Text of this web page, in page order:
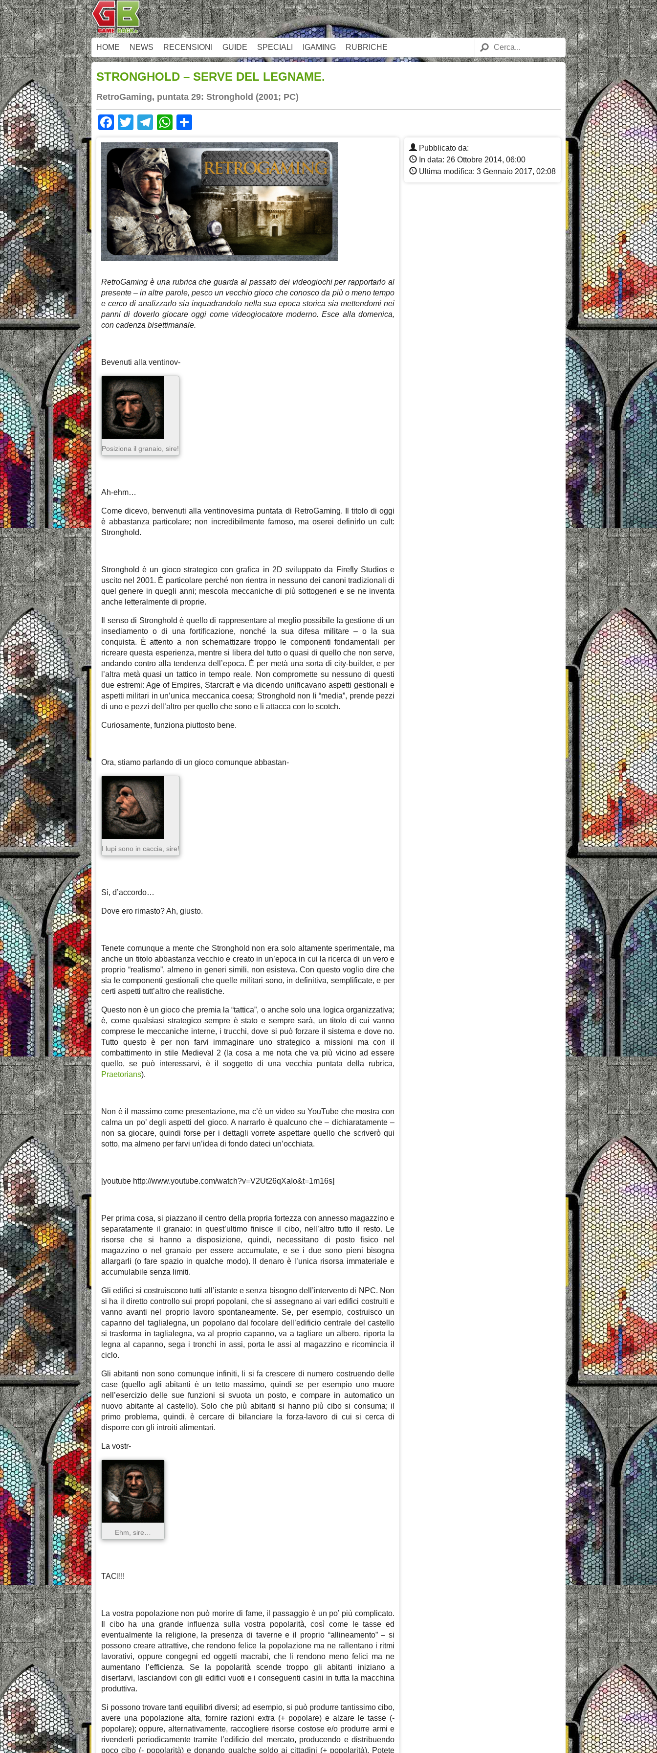
HOME NEWS RECENSIONI GUIDE SPECIALI IGAMING RUBRICHE
STRONGHOLD – SERVE DEL LEGNAME.
RetroGaming, puntata 29: Stronghold (2001; PC)
Facebook
TwitterTelegram
WhatsApp
Pubblicato da:
In data: 26 Ottobre 2014, 06:00
Ultima modifica: 3 Gennaio 2017, 02:08
RetroGaming è una rubrica che guarda al passato dei videogiochi per rapportarlo al
presente – in altre parole, pesco un vecchio gioco che conosco da più o meno tempo
e cerco di analizzarlo sia inquadrandolo nella sua epoca storica sia mettendomi nei
panni di doverlo giocare oggi come videogiocatore moderno. Esce alla domenica,
con cadenza bisettimanale.
Bevenuti alla ventinov-
Posiziona il granaio, sire!
Ah-ehm…
Come dicevo, benvenuti alla ventinovesima puntata di RetroGaming. Il titolo di oggi
è abbastanza particolare; non incredibilmente famoso, ma oserei definirlo un cult:
Stronghold.
Stronghold è un gioco strategico con grafica in 2D sviluppato da Firefly Studios e
uscito nel 2001. È particolare perché non rientra in nessuno dei canoni tradizionali di
quel genere in quegli anni; mescola meccaniche di più sottogeneri e se ne inventa
anche letteralmente di proprie.
Il senso di Stronghold è quello di rappresentare al meglio possibile la gestione di un
insediamento o di una fortificazione, nonché la sua difesa militare – o la sua
conquista. È attento a non schemattizare troppo le componenti fondamentali per
ricreare questa esperienza, mentre si libera del tutto o quasi di quello che non serve,
andando contro alla tendenza dell’epoca. È per metà una sorta di city-builder, e per
l’altra metà quasi un tattico in tempo reale. Non compromette su nessuno di questi
due estremi: Age of Empires, Starcraft e via dicendo unificavano aspetti gestionali e
aspetti militari in un’unica meccanica coesa; Stronghold non li “media”, prende pezzi
di uno e pezzi dell’altro per quello che sono e li attacca con lo scotch.
Curiosamente, funziona piuttosto bene.
Ora, stiamo parlando di un gioco comunque abbastan-
I lupi sono in caccia, sire!
Sì, d’accordo…
Dove ero rimasto? Ah, giusto.
Tenete comunque a mente che Stronghold non era solo altamente sperimentale, ma
anche un titolo abbastanza vecchio e creato in un’epoca in cui la ricerca di un vero e
proprio “realismo”, almeno in generi simili, non esisteva. Con questo voglio dire che
sia le componenti gestionali che quelle militari sono, in definitiva, semplificate, e per
certi aspetti tutt’altro che realistiche.
Questo non è un gioco che premia la “tattica”, o anche solo una logica organizzativa;
è, come qualsiasi strategico sempre è stato e sempre sarà, un titolo di cui vanno
comprese le meccaniche interne, i trucchi, dove si può forzare il sistema e dove no.
Tutto questo è per non farvi immaginare uno strategico a missioni ma con il
combattimento in stile Medieval 2 (la cosa a me nota che va più vicino ad essere
quello, se può interessarvi, è il soggetto di una vecchia puntata della rubrica,
Praetorians).
Non è il massimo come presentazione, ma c’è un video su YouTube che mostra con
calma un po’ degli aspetti del gioco. A narrarlo è qualcuno che – dichiaratamente –
non sa giocare, quindi forse per i dettagli vorrete aspettare quello che scriverò qui
sotto, ma almeno per farvi un’idea di fondo dateci un’occhiata.
[youtube http://www.youtube.com/watch?v=V2Ut26qXaIo&t=1m16s]
Per prima cosa, si piazzano il centro della propria fortezza con annesso magazzino e
separatamente il granaio: in quest’ultimo finisce il cibo, nell’altro tutto il resto. Le
risorse che si hanno a disposizione, quindi, necessitano di posto fisico nel
magazzino o nel granaio per essere accumulate, e se i due sono pieni bisogna
allargarli (o fare spazio in qualche modo). Il denaro è l’unica risorsa immateriale e
accumulabile senza limiti.
Gli edifici si costruiscono tutti all’istante e senza bisogno dell’intervento di NPC. Non
si ha il diretto controllo sui propri popolani, che si assegnano ai vari edifici costruiti e
vanno avanti nel proprio lavoro spontaneamente. Se, per esempio, costruisco un
capanno del taglialegna, un popolano dal focolare dell’edificio centrale del castello
si trasforma in taglialegna, va al proprio capanno, va a tagliare un albero, riporta la
legna al capanno, sega i tronchi in assi, porta le assi al magazzino e ricomincia il
ciclo.
Gli abitanti non sono comunque infiniti, li si fa crescere di numero costruendo delle
case (quello agli abitanti è un tetto massimo, quindi se per esempio uno muore
nell’esercizio delle sue funzioni si svuota un posto, e compare in automatico un
nuovo abitante al castello). Solo che più abitanti si hanno più cibo si consuma; il
primo problema, quindi, è cercare di bilanciare la forza-lavoro di cui si cerca di
disporre con gli introiti alimentari.
La vostr-
Ehm, sire…
TACI!!!
La vostra popolazione non può morire di fame, il passaggio è un po’ più complicato.
Il cibo ha una grande influenza sulla vostra popolarità, così come le tasse ed
eventualmente la religione, la presenza di taverne e il proprio “allineamento” – si
possono creare attrattive, che rendono felice la popolazione ma ne rallentano i ritmi
lavorativi, oppure congegni ed oggetti macrabi, che li rendono meno felici ma ne
aumentano l’efficienza. Se la popolarità scende troppo gli abitanti iniziano a
disertarvi, lasciandovi con gli edifici vuoti e i conseguenti casini in tutta la macchina
produttiva.
Si possono trovare tanti equilibri diversi; ad esempio, si può produrre tantissimo cibo,
avere una popolazione alta, fornire razioni extra (+ popolare) e alzare le tasse (-
popolare); oppure, alternativamente, raccogliere risorse costose e/o produrre armi e
rivenderli periodicamente tramite l’edificio del mercato, producendo e distribuendo
poco cibo (- popolarità) e donando qualche soldo ai cittadini (+ popolarità). Potete